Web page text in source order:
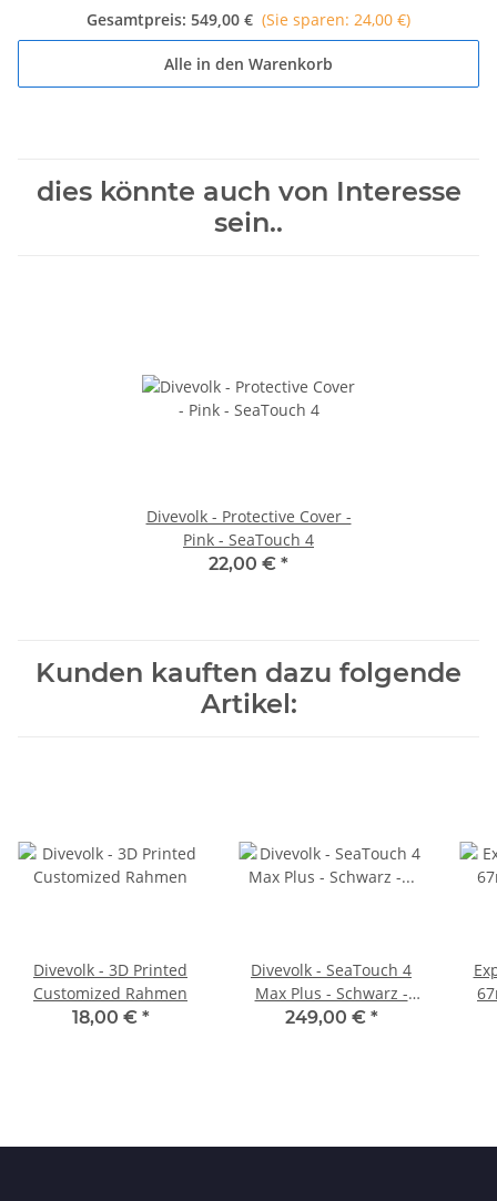
Gesamtpreis: 549,00 € (Sie sparen: 24,00 €)
Alle in den Warenkorb
dies könnte auch von Interesse
sein..
Divevolk - Protective Cover -
Pink - SeaTouch 4
22,00 € *
Kunden kauften dazu folgende
Artikel:
Divevolk - 3D Printed
Customized Rahmen
18,00 € *
Divevolk - SeaTouch 4
Max Plus - Schwarz -
Smartphonegehäuse
249,00 € *